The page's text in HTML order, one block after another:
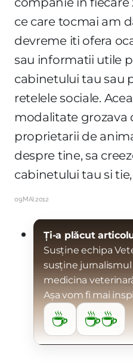
ce care tocmai am
devreme iti ofera
sau informatii utile
cabinetului tau sau
retelele sociale.
modalitate grozava
proprietarii de
despre tine, sa
cabinetului tau si
09.MAI.2012
Ți-a plăcut
Susține echipa
susține
medicina
Așa vom fi mai
☕ ☕☕